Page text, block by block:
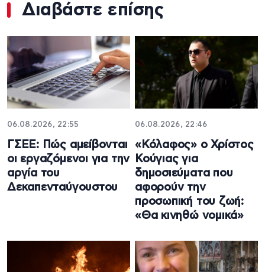
Διαβάστε επίσης
06.08.2026, 22:55
ΓΣΕΕ: Πώς αμείβονται
οι εργαζόμενοι για την
αργία του
Δεκαπενταύγουστου
06.08.2026, 22:46
«Κόλαφος» ο Χρίστος
Κούγιας για
δημοσιεύματα που
αφορούν την
προσωπική του ζωή:
«Θα κινηθώ νομικά»